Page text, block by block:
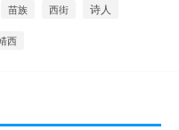
苗族 西街 诗人
西